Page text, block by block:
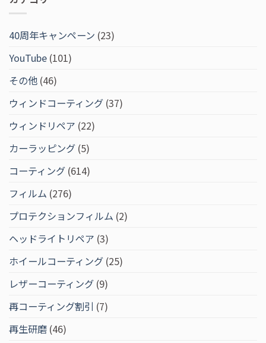
40周年キャンペーン (23)
YouTube (101)
その他 (46)
ウィンドコーティング (37)
ウィンドリペア (22)
カーラッピング (5)
コーティング (614)
フィルム (276)
プロテクションフィルム (2)
ヘッドライトリペア (3)
ホイールコーティング (25)
レザーコーティング (9)
再コーティング割引 (7)
再生研磨 (46)